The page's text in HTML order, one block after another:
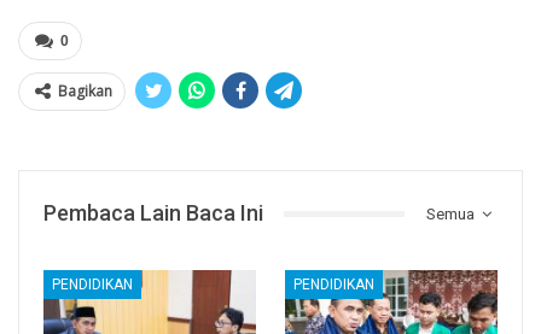
0
Bagikan
Semua
Pembaca Lain Baca Ini
PENDIDIKAN PENDIDIKAN